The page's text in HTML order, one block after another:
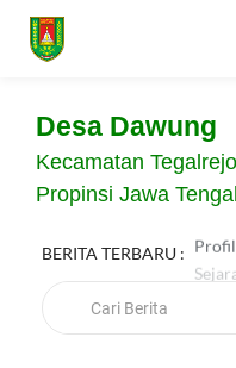
Desa Dawung
Kecamatan
Propinsi Jawa
BERITA TERBARU :